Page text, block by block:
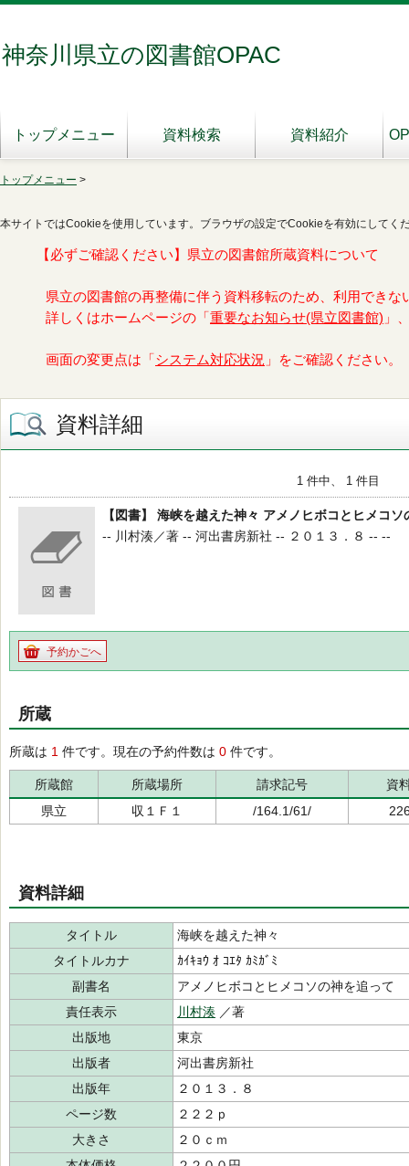
神奈川県立の図書館OPAC
トップメニュー 資料検索 資料紹介
トップメニュー >
本サイトではCookieを使用しています。ブラウザの設定でCookieを有効にしてく
【必ずご確認ください】県立の図書館所蔵資料について
県立の図書館の再整備に伴う資料移転のため、利用できな
詳しくはホームページの「 重要なお知らせ(県立図書館) 」
画面の変更点は「 システム対応状況 」をご確認ください。
資料詳細
1 件中、 1 件目
【図書】 海峡を越えた神々 アメノヒボコとヒメコソ
-- 川村湊／著 -- 河出書房新社 -- ２０１３．８ -- --
予約かごへ
所蔵
所蔵は 1 件です。現在の予約件数は 0 件です。
所蔵館 所蔵場所 請求記号
資
県立
収１Ｆ１ /164.1/61/
資料詳細
タイトル
海峡を越えた神々
タイトルカナ
ｶｲｷｮｳ ｵ ｺｴﾀ ｶﾐｶﾞﾐ
副書名
アメノヒボコとヒメコソの神を追って
責任表示
川村湊 ／著
出版地
東京
出版者
河出書房新社
出版年
２０１３．８
ページ数
２２２ｐ
大きさ
２０ｃｍ